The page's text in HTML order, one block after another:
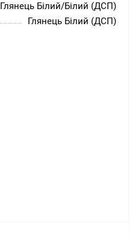
Глянець Білий/Білий (ДСП)
Глянець Білий (ДСП)